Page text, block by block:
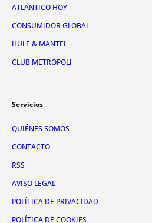
ATLÁNTICO HOY
CONSUMIDOR GLOBAL
HULE & MANTEL
CLUB METRÓPOLI
Servicios
QUIÉNES SOMOS
CONTACTO
RSS
AVISO LEGAL
POLÍTICA DE PRIVACIDAD
POLÍTICA DE COOKIES